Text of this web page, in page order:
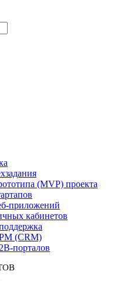
(MVP) проекта
приложений
кабинетов
(CRM)
порталов